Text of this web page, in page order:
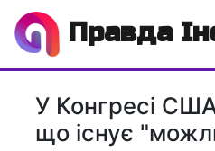
Правда
У Конгресі
що існує